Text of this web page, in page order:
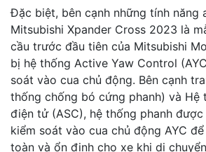
Đặc biệt, bên cạnh những tính năng
Mitsubishi Xpander Cross 2023 là
cầu trước đầu tiên của Mitsubishi
bị hệ thống Active Yaw Control
soát vào cua chủ động. Bên cạnh
thống chống bó cứng phanh) và Hệ
điện tử (ASC), hệ thống phanh
kiểm soát vào cua chủ động AYC
toàn và ổn định cho xe khi di